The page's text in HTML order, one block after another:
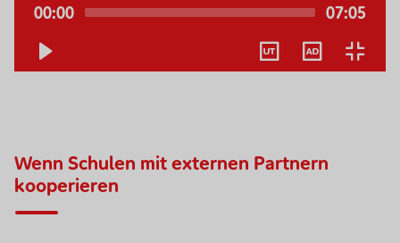
00:00 07:05
Keine
Deutsch
Wenn Schulen mit externen Partnern
kooperieren